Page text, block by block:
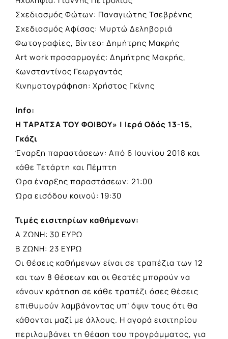
Σχεδιασμός Φώτων: Παναγιώτης Τσεβρένης
Σχεδιασμός Αφίσας: Μυρτώ Δεληβοριά
Φωτογραφίες, Βίντεο: Δημήτρης Μακρής
Art work προσαρμογές: Δημήτρης Μακρής,
Κωνσταντίνος Γεωργαντάς
Κινηματογράφηση: Χρήστος Γκίνης
Info:
Η ΤΑΡΑΤΣΑ ΤΟΥ ΦΟΙΒΟΥ» | Ιερά Οδός 13-15,
Γκάζι
Έναρξη παραστάσεων: Από 6 Ιουνίου 2018 και
κάθε Τετάρτη και Πέμπτη
Ώρα έναρξης παραστάσεων: 21:00
Ώρα εισόδου κοινού: 19:30
Τιμές εισιτηρίων καθήμενων:
Α ΖΩΝΗ: 30 ΕΥΡΩ
Β ΖΩΝΗ: 23 ΕΥΡΩ
Οι θέσεις καθήμενων είναι σε τραπέζια των 12
και των 8 θέσεων και οι θεατές μπορούν να
κάνουν κράτηση σε κάθε τραπέζι όσες θέσεις
επιθυμούν λαμβάνοντας υπ’ όψιν τους ότι θα
κάθονται μαζί με άλλους. Η αγορά εισιτηρίου
περιλαμβάνει τη θέαση του προγράμματος, για